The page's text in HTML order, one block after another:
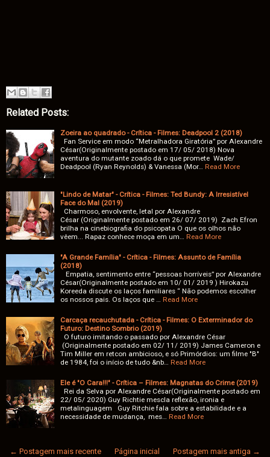
Related Posts:
Zoeira ao quadrado - Crítica - Filmes: Deadpool 2 (2018)
Fan Service em modo “Metralhadora Giratória” por Alexandre
César(Originalmente postado em 17/ 05/ 2018) Nova
aventura do mutante zoado dá o que promete Wade/
Deadpool (Ryan Reynolds) & Vanessa (Mor…
Read More
"Lindo de Matar" - Crítica - Filmes: Ted Bundy: A Irresistível
Face do Mal (2019)
Charmoso, envolvente, letal por Alexandre
César (Originalmente postado em 26/ 07/ 2019) Zach Efron
brilha na cinebiografia do psicopata O que os olhos não
vêem... Rapaz conhece moça em um…
Read More
"A Grande Família" - Crítica - Filmes: Assunto de Família
(2018)
Empatia, sentimento entre “pessoas horríveis” por Alexandre
César(Originalmente postado em 10/ 01/ 2019 ) Hirokazu
Koreeda discute os laços familiares “ Não podemos escolher
os nossos pais. Os laços que …
Read More
Carcaça recauchutada - Crítica - Filmes: O Exterminador do
Futuro: Destino Sombrio (2019)
O futuro imitando o passado por Alexandre César
(Originalmente postado em 02/ 11/ 2019) James Cameron e
Tim Miller em retcon ambicioso, e só Primórdios: um filme "B"
de 1984, foi o início de tudo &nb…
Read More
Ele é "O Cara!!!" - Crítica – Filmes: Magnatas do Crime (2019)
Rei da Selva por Alexandre César(Originalmente postado em
22/ 05/ 2020) Guy Richtie mescla reflexão, ironia e
metalinguagem Guy Ritchie fala sobre a estabilidade e a
necessidade de mudança, mes…
Read More
← Postagem mais recente Postagem mais antiga →
Página inicial